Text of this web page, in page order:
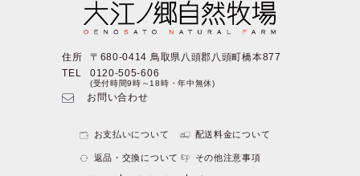
住所
〒680-0414 鳥取県八頭郡八頭町橋本877
TEL
0120-505-606
(受付時間9時～18時・年中無休)
お問い合わせ
お支払いについて 配送料金について
返品・交換について その他注意事項